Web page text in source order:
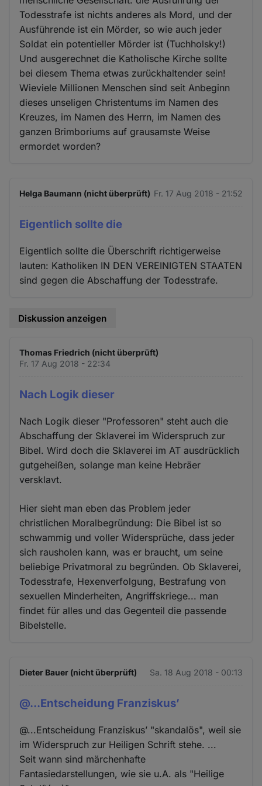
Todesstrafe ist nichts anderes als Mord, und der
Ausführende ist ein Mörder, so wie auch jeder
Soldat ein potentieller Mörder ist (Tuchholsky!)
Und ausgerechnet die Katholische Kirche sollte
bei diesem Thema etwas zurückhaltender sein!
Wieviele Millionen Menschen sind seit Anbeginn
dieses unseligen Christentums im Namen des
Kreuzes, im Namen des Herrn, im Namen des
ganzen Brimboriums auf grausamste Weise
ermordet worden?
Helga Baumann (nicht überprüft) Fr. 17 Aug 2018 - 21:52
Eigentlich sollte die
Eigentlich sollte die Überschrift richtigerweise
lauten: Katholiken IN DEN VEREINIGTEN STAATEN
sind gegen die Abschaffung der Todesstrafe.
Diskussion anzeigen
Thomas Friedrich (nicht überprüft)
Fr. 17 Aug 2018 - 22:34
Nach Logik dieser
Nach Logik dieser "Professoren" steht auch die
Abschaffung der Sklaverei im Widerspruch zur
Bibel. Wird doch die Sklaverei im AT ausdrücklich
gutgeheißen, solange man keine Hebräer
versklavt.
Hier sieht man eben das Problem jeder
christlichen Moralbegründung: Die Bibel ist so
schwammig und voller Widersprüche, dass jeder
sich rausholen kann, was er braucht, um seine
beliebige Privatmoral zu begründen. Ob Sklaverei,
Todesstrafe, Hexenverfolgung, Bestrafung von
sexuellen Minderheiten, Angriffskriege... man
findet für alles und das Gegenteil die passende
Bibelstelle.
Dieter Bauer (nicht überprüft) Sa. 18 Aug 2018 - 00:13
@...Entscheidung Franziskus’
@...Entscheidung Franziskus’ "skandalös", weil sie
im Widerspruch zur Heiligen Schrift stehe. ...
Seit wann sind märchenhafte
Fantasiedarstellungen, wie sie u.A. als "Heilige